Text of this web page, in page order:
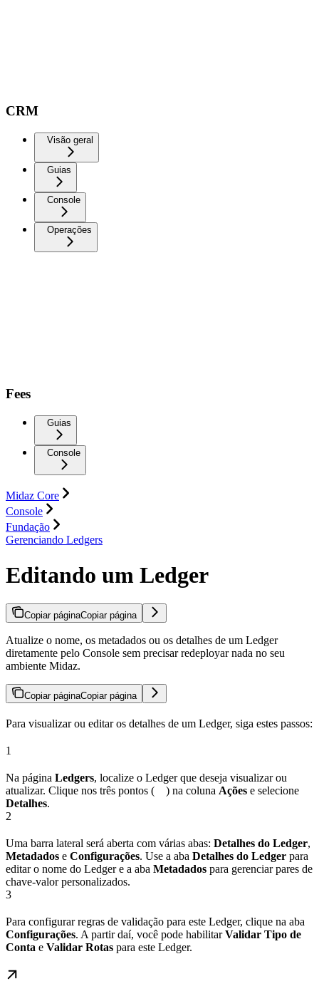
CRM
Visão geral
Guias
Console
Operações
Fees
Guias
Console
Midaz Core
Console
Fundação
Gerenciando Ledgers
Editando um Ledger
Copiar páginaCopiar página
Atualize o nome, os metadados ou os detalhes de um Ledger
diretamente pelo Console sem precisar redeployar nada no seu
ambiente Midaz.
Copiar páginaCopiar página
Para visualizar ou editar os detalhes de um Ledger, siga estes passos:
1
Na página Ledgers, localize o Ledger que deseja visualizar ou
atualizar. Clique nos três pontos (
) na coluna Ações e selecione
Detalhes.
2
Uma barra lateral será aberta com várias abas: Detalhes do Ledger,
Metadados e Configurações. Use a aba Detalhes do Ledger para
editar o nome do Ledger e a aba Metadados para gerenciar pares de
chave-valor personalizados.
3
Para configurar regras de validação para este Ledger, clique na aba
Configurações. A partir daí, você pode habilitarValidar Tipo de
Conta e Validar Rotas para este Ledger.